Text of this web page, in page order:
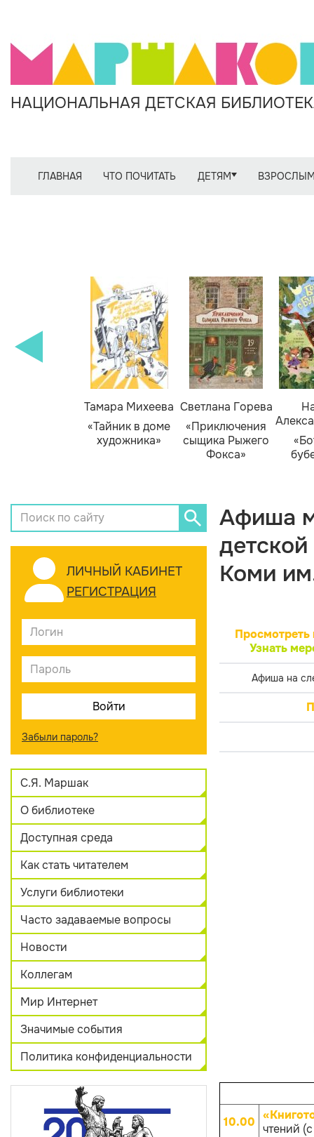
НАЦИОНАЛЬНАЯ ДЕТСКАЯ
ГЛАВНАЯ ЧТО ПОЧИТАТЬ ДЕТЯМ
Тамара Михеева
«Тайник в доме
художника»
Светлана Горева
«Приключения
сыщика Рыжего
Фокса»
ЛИЧНЫЙ КАБИНЕТ
РЕГИСТРАЦИЯ
Забыли пароль?
С.Я. Маршак
О библиотеке
Доступная среда
Как стать читателем
Услуги библиотеки
Часто задаваемые вопросы
Новости
Коллегам
Мир Интернет
Значимые события
Политика конфиденциальности
Афиша
Коми
Просмотреть
Узнать
Афиша на
10.00 чтений